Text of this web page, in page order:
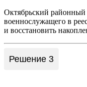
Октябрьский районный
военнослужащего в
и восстановить
Решение 3